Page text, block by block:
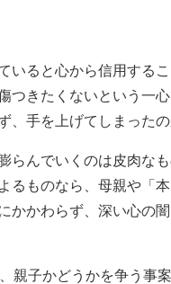
ると心から信用する
つきたくないという一
、手を上げてしまったの
んでいくのは皮肉な
るものなら、母親や「
かかわらず、深い心の
親子かどうかを争う事